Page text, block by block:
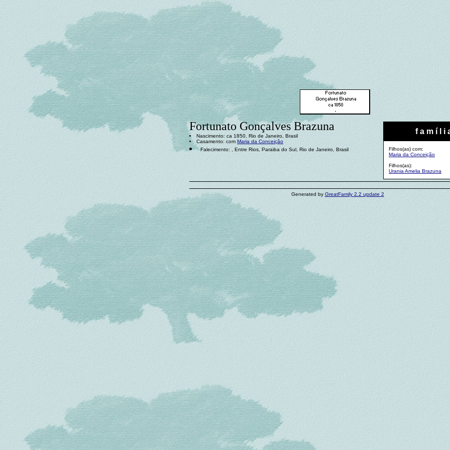
f a m í l i
Filhos(as) com:
Maria da Conceição
Filhos(as):
Urania Amelia Brazuna
Fortunato Gonçalves Brazuna
Nascimento: ca 1850, Rio de Janeiro, Brasil
Casamento: com Maria da Conceição
Falecimento: , Entre Rios, Paraiba do Sul, Rio de Janeiro, Brasil
Generated by GreatFamily 2.2 update 2